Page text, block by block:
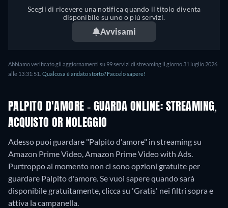
Scegli di ricevere una notifica quando il titolo diventa
disponibile su uno o più servizi.
Avvisami
Abbiamo verificato gli aggiornamenti su 99servizi di streaming il giorno 31 luglio 2026
alle 13:31:51 Qualcosa è andato storto? Faccelo sapere!
PALPITO D'AMORE - GUARDA ONLINE: STREAMING,
ACQUISTO OR NOLEGGIO
Adesso puoi guardare "Palpito d'amore" in streaming su
Amazon Prime Video, Amazon Prime Video with Ads.
Purtroppo al momento non ci sono opzioni gratuite per
guardare Palpito d'amore. Se vuoi sapere quando sarà
disponibile gratuitamente, clicca su 'Gratis' nei filtri sopra e
attiva la campanella.